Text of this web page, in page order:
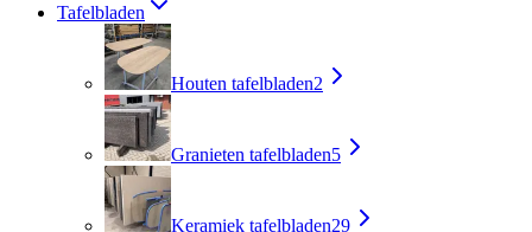
Tafelbladen
Houten tafelbladen2
Granieten tafelbladen5
Keramiek tafelbladen29